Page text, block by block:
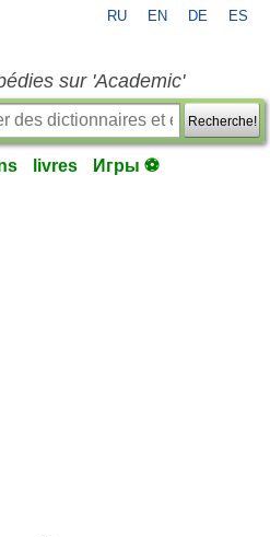
RU EN DE ES
sur 'Academic'
Recherche!
livres Игры ⚽